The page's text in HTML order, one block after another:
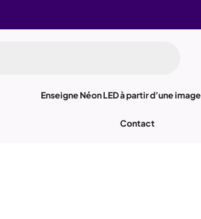
Enseigne Néon LED à partir d’une image
Contact